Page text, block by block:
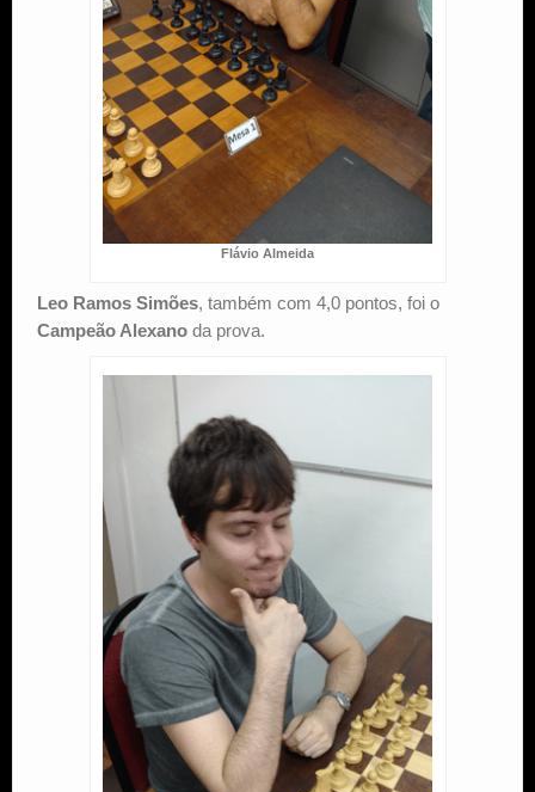
Flávio Almeida
Leo Ramos Simões, também com 4,0 pontos, foi o
Campeão Alexano da prova.